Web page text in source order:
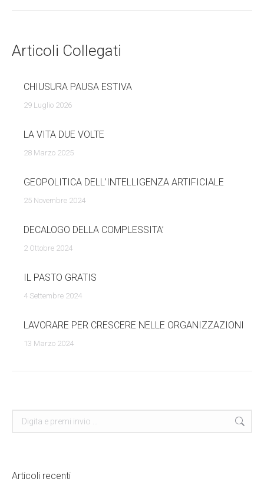
Articoli Collegati
CHIUSURA PAUSA ESTIVA
29 Luglio 2026
LA VITA DUE VOLTE
28 Marzo 2025
GEOPOLITICA DELL’INTELLIGENZA ARTIFICIALE
25 Novembre 2024
DECALOGO DELLA COMPLESSITA’
2 Ottobre 2024
IL PASTO GRATIS
4 Settembre 2024
LAVORARE PER CRESCERE NELLE ORGANIZZAZIONI
13 Marzo 2024
Cerca
Articoli recenti